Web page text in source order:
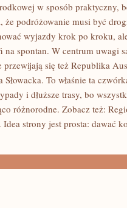
w sposób praktyczny,
że podróżowanie musi być
wyjazdy krok po kroku,
na spontan. W centrum uwagi
przewijają się też Republika
Słowacka. To właśnie ta
i dłuższe trasy, bo
różnorodne. Zobacz też:
Idea strony jest prosta: dawać